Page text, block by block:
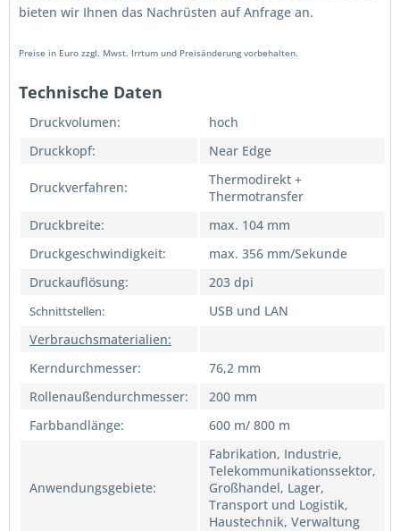
bieten wir Ihnen das Nachrüsten auf Anfrage an.
Preise in Euro zzgl. Mwst. Irrtum und Preisänderung vorbehalten.
Technische Daten
Druckvolumen:
hoch
Druckkopf:
Near Edge
Druckverfahren:
Thermodirekt +
Thermotransfer
Druckbreite:
max. 104 mm
Druckgeschwindigkeit:
max. 356 mm/Sekunde
Druckauflösung:
203 dpi
Schnittstellen:
USB und LAN
Verbrauchsmaterialien:
Kerndurchmesser:
76,2 mm
Rollenaußendurchmesser:
200 mm
Farbbandlänge:
600 m/ 800 m
Anwendungsgebiete:
Fabrikation, Industrie,
Telekommunikationssektor,
Großhandel, Lager,
Transport und Logistik,
Haustechnik, Verwaltung